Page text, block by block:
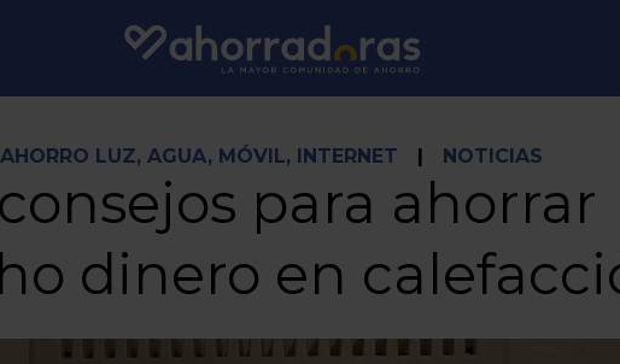
AHORRO LUZ, AGUA, MÓVIL, INTERNET | NOTICIAS
para ahorrar
dinero en